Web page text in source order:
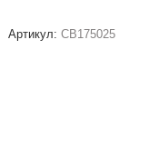
Артикул: СВ175025